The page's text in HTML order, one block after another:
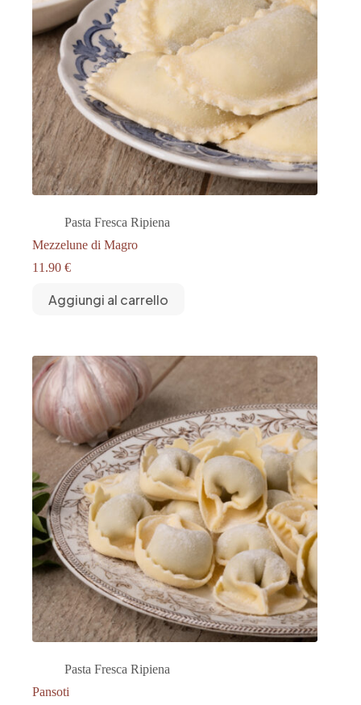
Pasta Fresca Ripiena
Mezzelune di Magro
11.90 €
Aggiungi al carrello
Pasta Fresca Ripiena
Pansoti